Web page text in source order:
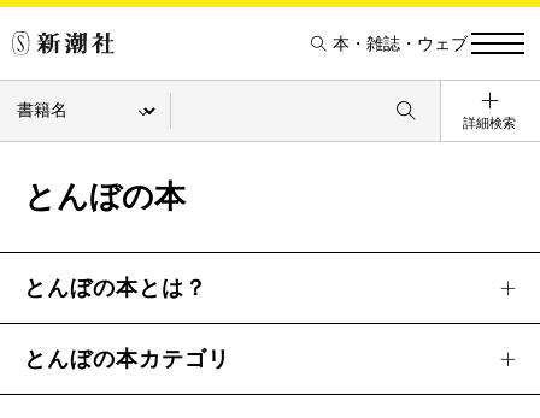
本・雑誌・ウェブ
詳細検索
とんぼの本
とんぼの本とは？
とんぼの本カテゴリ